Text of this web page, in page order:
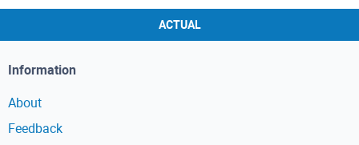
ACTUAL
Information
About
Feedback